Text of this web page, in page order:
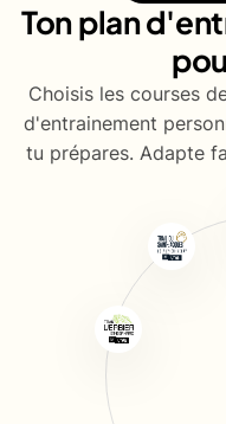
Ton plan
Choisis les courses
d'entrainement
tu prépares. Adapte